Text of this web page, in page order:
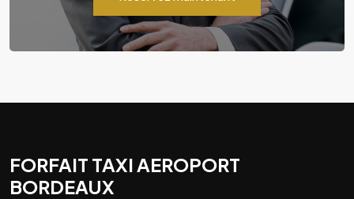
FORFAIT TAXI AEROPORT
BORDEAUX